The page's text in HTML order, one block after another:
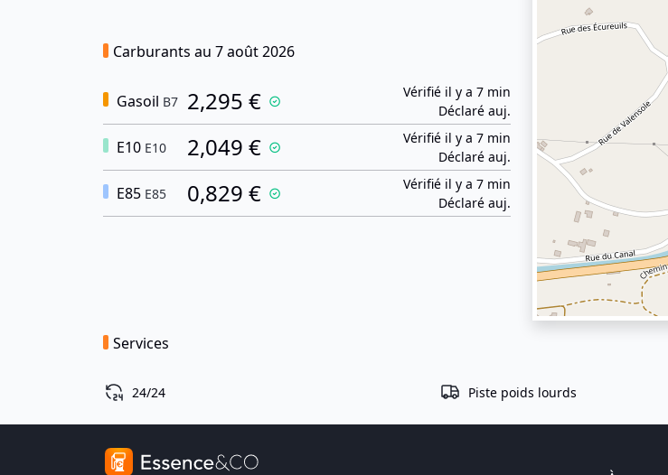
Carburants au 7 août 2026
Gasoil B7 2,295 €
Vérifié il y a 7 min
Déclaré auj.
E10 E10 2,049 €
Vérifié il y a 7 min
Déclaré auj.
E85 E85 0,829 €
Vérifié il y a 7 min
Déclaré auj.
Services
24/24 Piste poids lourds